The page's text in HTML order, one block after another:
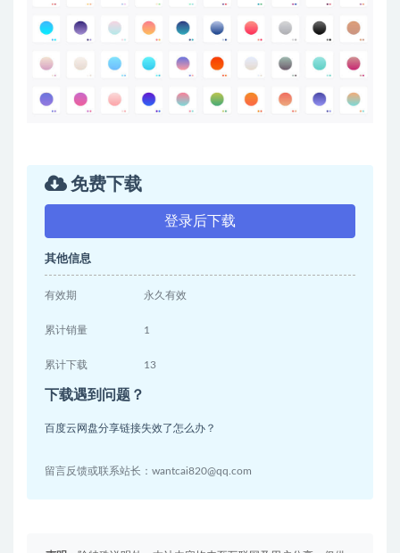
免费下载
登录后下载
其他信息
有效期 永久有效
累计销量 1
累计下载 13
下载遇到问题？
百度云网盘分享链接失效了怎么办？
留言反馈或联系站长：wantcai820@qq.com